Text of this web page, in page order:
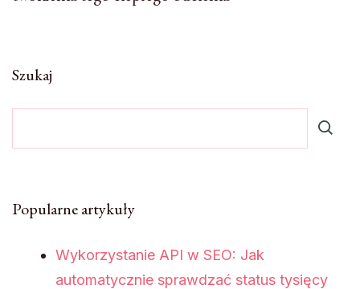
Szukaj
Popularne artykuły
Wykorzystanie API w SEO: Jak
automatycznie sprawdzać status tysięcy